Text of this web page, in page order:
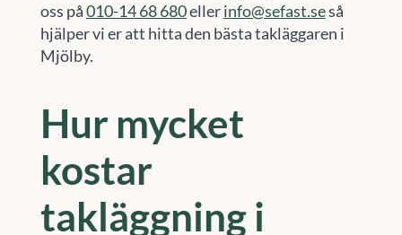
oss på010-14 68 680ellerinfo@sefast.seså
hjälper vi er att hitta den bästa takläggaren i
Mjölby.
Hur mycket
kostar
takläggning i